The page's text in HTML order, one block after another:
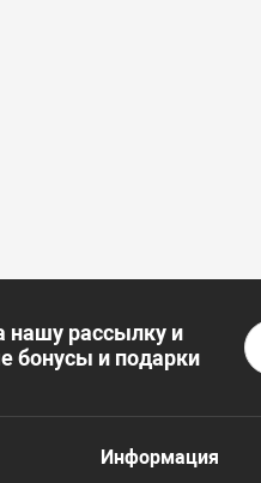
нашу рассылку и
бонусы и подарки
Информация